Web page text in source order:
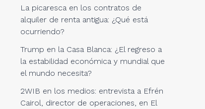
La picaresca en los contratos de
alquiler de renta antigua: ¿Qué está
ocurriendo?
Trump en la Casa Blanca: ¿El regreso a
la estabilidad económica y mundial que
el mundo necesita?
2WIB en los medios: entrevista a Efrén
Cairol, director de operaciones, en El